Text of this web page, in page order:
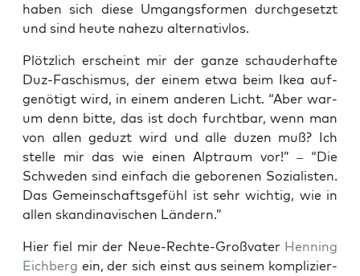
haben sich die­se Umgangs­for­men durch­ge­setzt
und sind heu­te nahe­zu alternativlos.
Plötz­lich erscheint mir der gan­ze schau­der­haf­te
Duz-Faschis­mus, der einem etwa beim Ikea auf­
ge­nö­tigt wird, in einem ande­ren Licht. “Aber war­
um denn bit­te, das ist doch furcht­bar, wenn man
von allen geduzt wird und alle duzen muß? Ich
stel­le mir das wie einen Alp­traum vor!” – “Die
Schwe­den sind ein­fach die gebo­re­nen Sozia­lis­ten.
Das Gemein­schafts­ge­fühl ist sehr wich­tig, wie in
allen skan­di­na­vi­schen Ländern.”
Hier fiel mir der Neue-Rech­te-Groß­va­terHen­ning
Eich­berg ein, der sich einst aus sei­nem kom­pli­zier­